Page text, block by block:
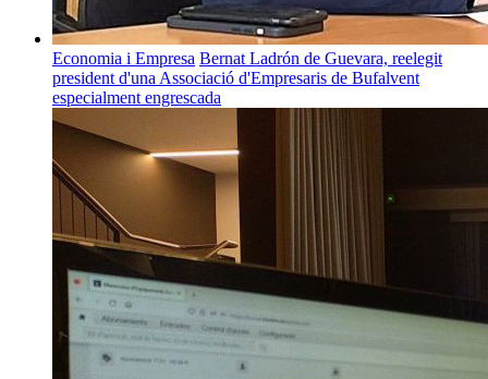
Economia i Empresa Bernat Ladrón de Guevara, reelegit
president d'una Associació d'Empresaris de Bufalvent
especialment engrescada